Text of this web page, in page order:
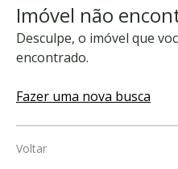
Imóvel não
Desculpe, o imóvel que
encontrado.
Fazer uma nova busca
Voltar